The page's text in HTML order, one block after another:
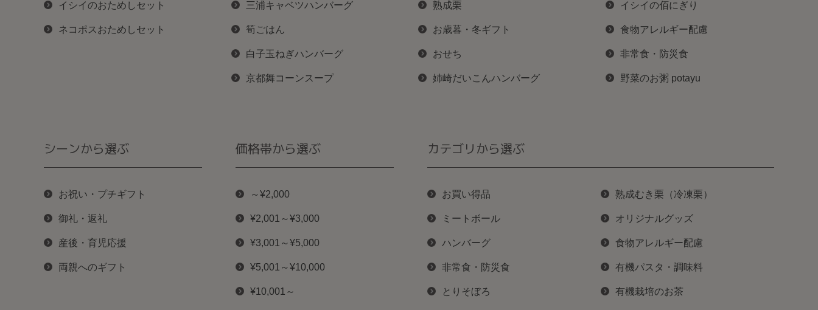
イシイのおためしセット
ネコポスおためしセット
三浦キャベツハンバーグ
筍ごはん
白子玉ねぎハンバーグ
京都舞コーンスープ
熟成栗
お歳暮・冬ギフト
おせち
姉崎だいこんハンバーグ
イシイの佰にぎり
食物アレルギー配慮
非常食・防災食
野菜のお粥 potayu
シーンから選ぶ
お祝い・プチギフト
御礼・返礼
産後・育児応援
両親へのギフト
価格帯から選ぶ
～¥2,000
¥2,001～¥3,000
¥3,001～¥5,000
¥5,001～¥10,000
¥10,001～
カテゴリから選ぶ
お買い得品
ミートボール
ハンバーグ
非常食・防災食
とりそぼろ
熟成むき栗（冷凍栗）
オリジナルグッズ
食物アレルギー配慮
有機パスタ・調味料
有機栽培のお茶